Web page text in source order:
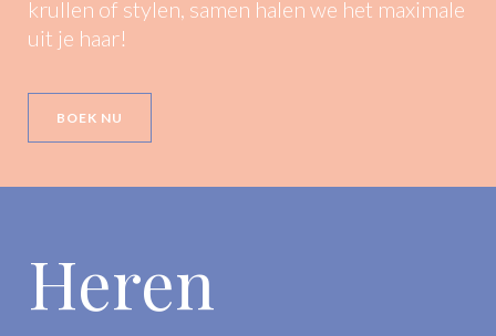
krullen of stylen, samen halen we het maximale
uit je haar!
BOEK NU
Heren